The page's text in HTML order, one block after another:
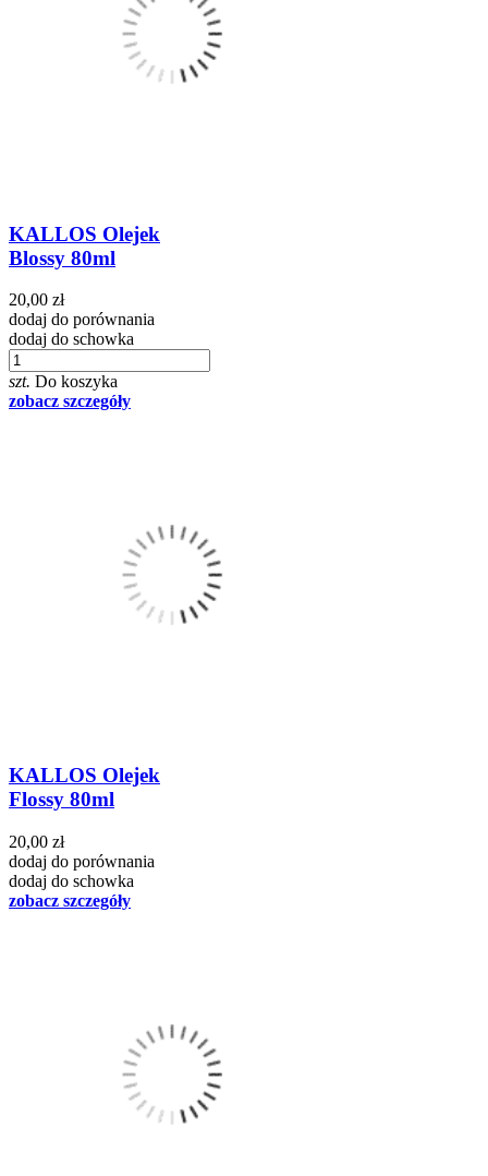
KALLOS Olejek
Blossy 80ml
20,00 zł
dodaj do porównania
dodaj do schowka
szt. Do koszyka
zobacz szczegóły
KALLOS Olejek
Flossy 80ml
20,00 zł
dodaj do porównania
dodaj do schowka
zobacz szczegóły